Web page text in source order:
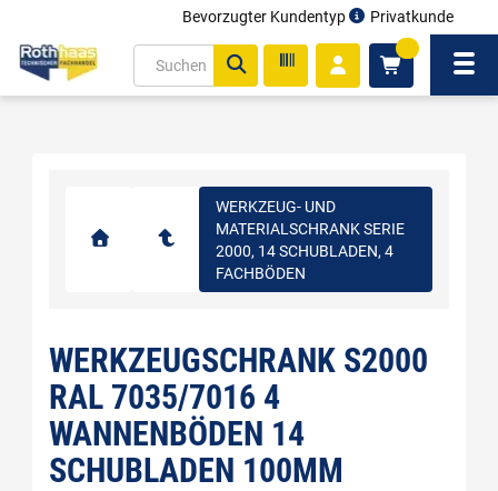
Bevorzugter Kundentyp Privatkunde
WERKZEUG- UND
MATERIALSCHRANK SERIE
2000, 14 SCHUBLADEN, 4
FACHBÖDEN
WERKZEUGSCHRANK S2000
RAL 7035/7016 4
WANNENBÖDEN 14
SCHUBLADEN 100MM